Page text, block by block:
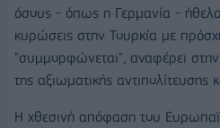
όσους - όπως η Γερμανία -
κυρώσεις στην Τουρκία με
"συμμορφώνεται", αναφέρει
της αξιωματικής αντιπολίτευσης
Η χθεσινή απόφαση του